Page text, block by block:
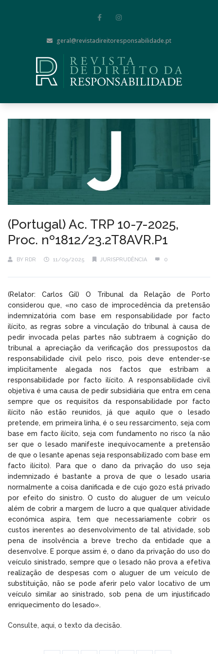
geral@revistadireitoresponsabilidade.pt
(Portugal) Ac. TRP 10-7-2025,
Proc. nº1812/23.2T8AVR.P1
BY RDR 11/09/2025 JURISPRUDÊNCIA 0
(Relator: Carlos Gil) O Tribunal da Relação de Porto
considerou que, «no caso de improcedência da pretensão
indemnizatória com base em responsabilidade por facto
ilícito, as regras sobre a vinculação do tribunal à causa de
pedir invocada pelas partes não subtraem à cognição do
tribunal a apreciação da verificação dos pressupostos da
responsabilidade civil pelo risco, pois deve entender-se
implicitamente alegada nos factos que estribam a
responsabilidade por facto ilícito. A responsabilidade civil
objetiva é uma causa de pedir subsidiária que entra em cena
sempre que os requisitos da responsabilidade por facto
ilícito não estão reunidos, já que aquilo que o lesado
pretende, em primeira linha, é o seu ressarcimento, seja com
base em facto ilícito, seja com fundamento no risco (a não
ser que o lesado manifeste inequivocamente a pretensão
de que o lesante apenas seja responsabilizado com base em
facto ilícito). Para que o dano da privação do uso seja
indemnizado é bastante a prova de que o lesado usaria
normalmente a coisa danificada e de cujo gozo está privado
por efeito do sinistro. O custo do aluguer de um veículo
além de cobrir a margem de lucro a que qualquer atividade
económica aspira, tem que necessariamente cobrir os
custos inerentes ao desenvolvimento de tal atividade, sob
pena de insolvência a breve trecho da entidade que a
desenvolve. E porque assim é, o dano da privação do uso do
veículo sinistrado, sempre que o lesado não prova a efetiva
realização de despesas com o aluguer de um veículo de
substituição, não se pode aferir pelo valor locativo de um
veículo similar ao sinistrado, sob pena de um injustificado
enriquecimento do lesado».
Consulte, aqui, o texto da decisão.